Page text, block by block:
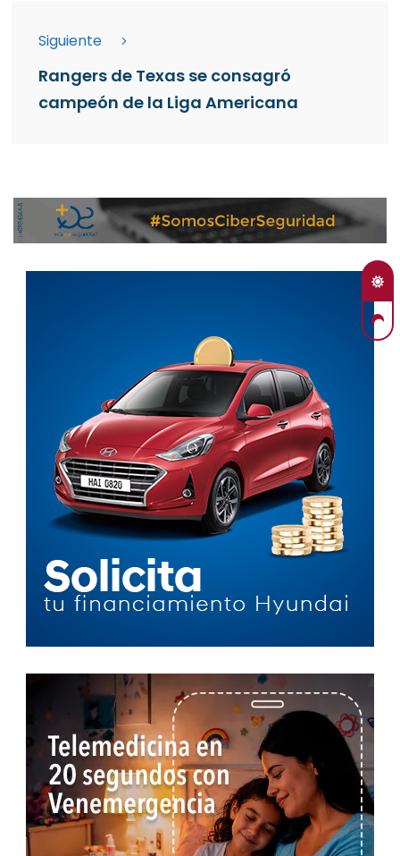
Siguiente
Rangers de Texas se consagró
campeón de la Liga Americana